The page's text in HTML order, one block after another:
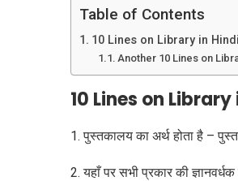
Table of Contents
10 Lines on Library in
Another 10 Lines on
10 Lines on
1. पुस्तकालय का अर्थ होता है –
2. यहाँ पर सभी प्रकार की